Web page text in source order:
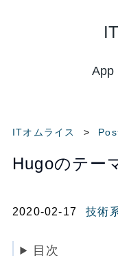
App
ITオムライス
Hugoのテー
2020-02-17 技術
目次